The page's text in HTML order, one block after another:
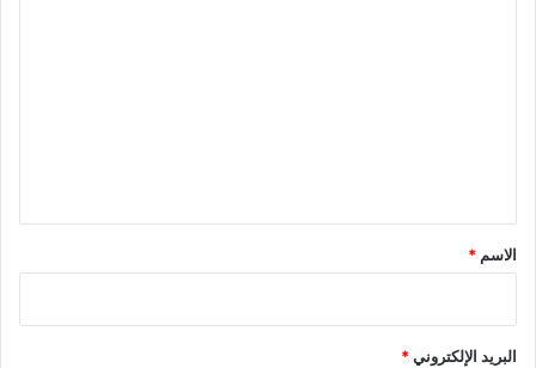
*
الاسم *
البريد الإلكتروني*